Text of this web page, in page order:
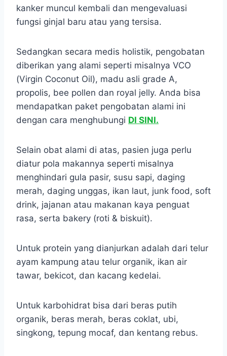
kanker muncul kembali dan mengevaluasi
fungsi ginjal baru atau yang tersisa.
Sedangkan secara medis holistik, pengobatan
diberikan yang alami seperti misalnya VCO
(Virgin Coconut Oil), madu asli grade A,
propolis, bee pollen dan royal jelly. Anda bisa
mendapatkan paket pengobatan alami ini
dengan cara menghubungi DI SINI.
Selain obat alami di atas, pasien juga perlu
diatur pola makannya seperti misalnya
menghindari gula pasir, susu sapi, daging
merah, daging unggas, ikan laut, junk food, soft
drink, jajanan atau makanan kaya penguat
rasa, serta bakery (roti & biskuit).
Untuk protein yang dianjurkan adalah dari telur
ayam kampung atau telur organik, ikan air
tawar, bekicot, dan kacang kedelai.
Untuk karbohidrat bisa dari beras putih
organik, beras merah, beras coklat, ubi,
singkong, tepung mocaf, dan kentang rebus.